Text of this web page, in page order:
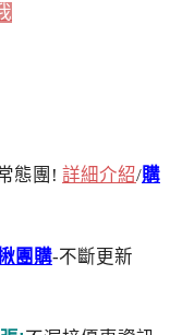
態團! 詳細介紹/購
團購-不斷更新